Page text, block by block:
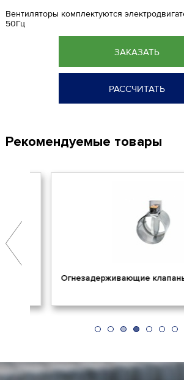
Вентиляторы комплектуются
50Гц
ЗАКАЗАТЬ
РАССЧИТАТЬ
Рекомендуемые товары
Огнезадерживающие клапаны